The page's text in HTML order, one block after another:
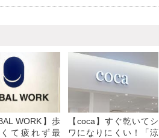
WORK】歩
て疲れず最
【coca】すぐ乾いてシ
ワになりにくい！「涼